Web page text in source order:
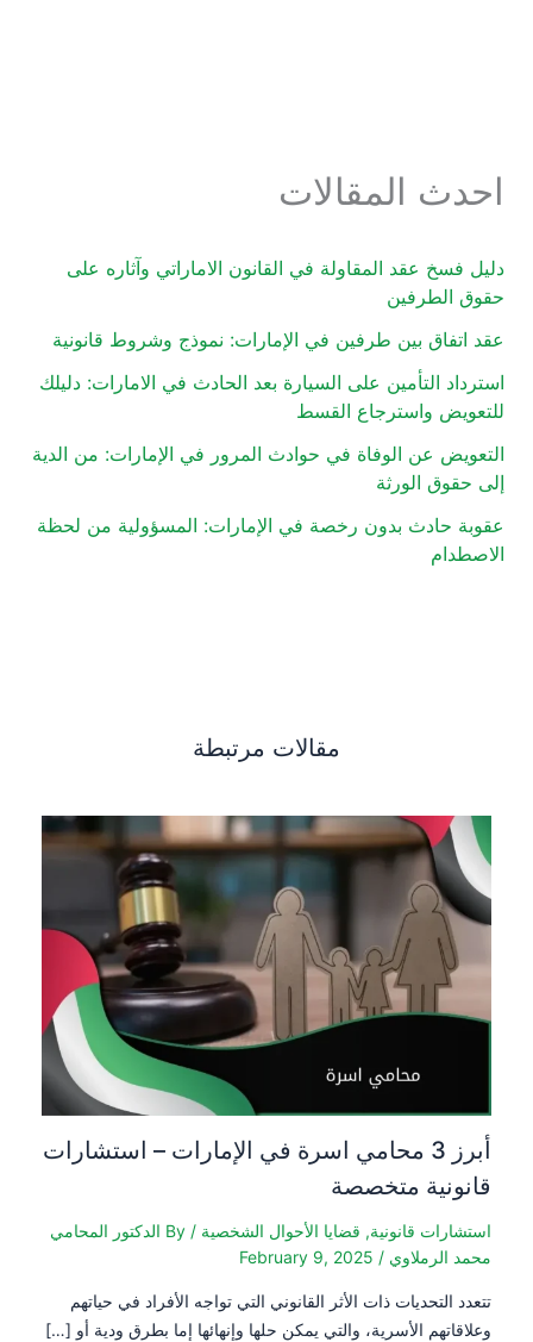
احدث المقالات
دليل فسخ عقد المقاولة في القانون الاماراتي وآثاره على
حقوق الطرفين
عقد اتفاق بين طرفين في الإمارات: نموذج وشروط قانونية
استرداد التأمين على السيارة بعد الحادث في الامارات: دليلك
للتعويض واسترجاع القسط
التعويض عن الوفاة في حوادث المرور في الإمارات: من الدية
إلى حقوق الورثة
عقوبة حادث بدون رخصة في الإمارات: المسؤولية من لحظة
الاصطدام
مقالات مرتبطة
أبرز 3 محامي اسرة في الإمارات – استشارات
قانونية متخصصة
استشارات قانونية, قضايا الأحوال الشخصية / By
الدكتور المحامي
محمد الرملاوي /
February 9, 2025
تتعدد التحديات ذات الأثر القانوني التي تواجه الأفراد في حياتهم
وعلاقاتهم الأسرية، والتي يمكن حلها وإنهائها إما بطرق ودية أو […]